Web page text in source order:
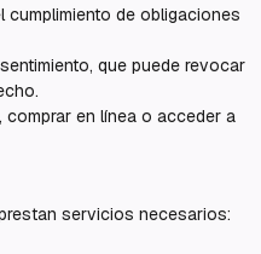
de obligaciones
que puede revocar
en línea o acceder a
servicios necesarios: